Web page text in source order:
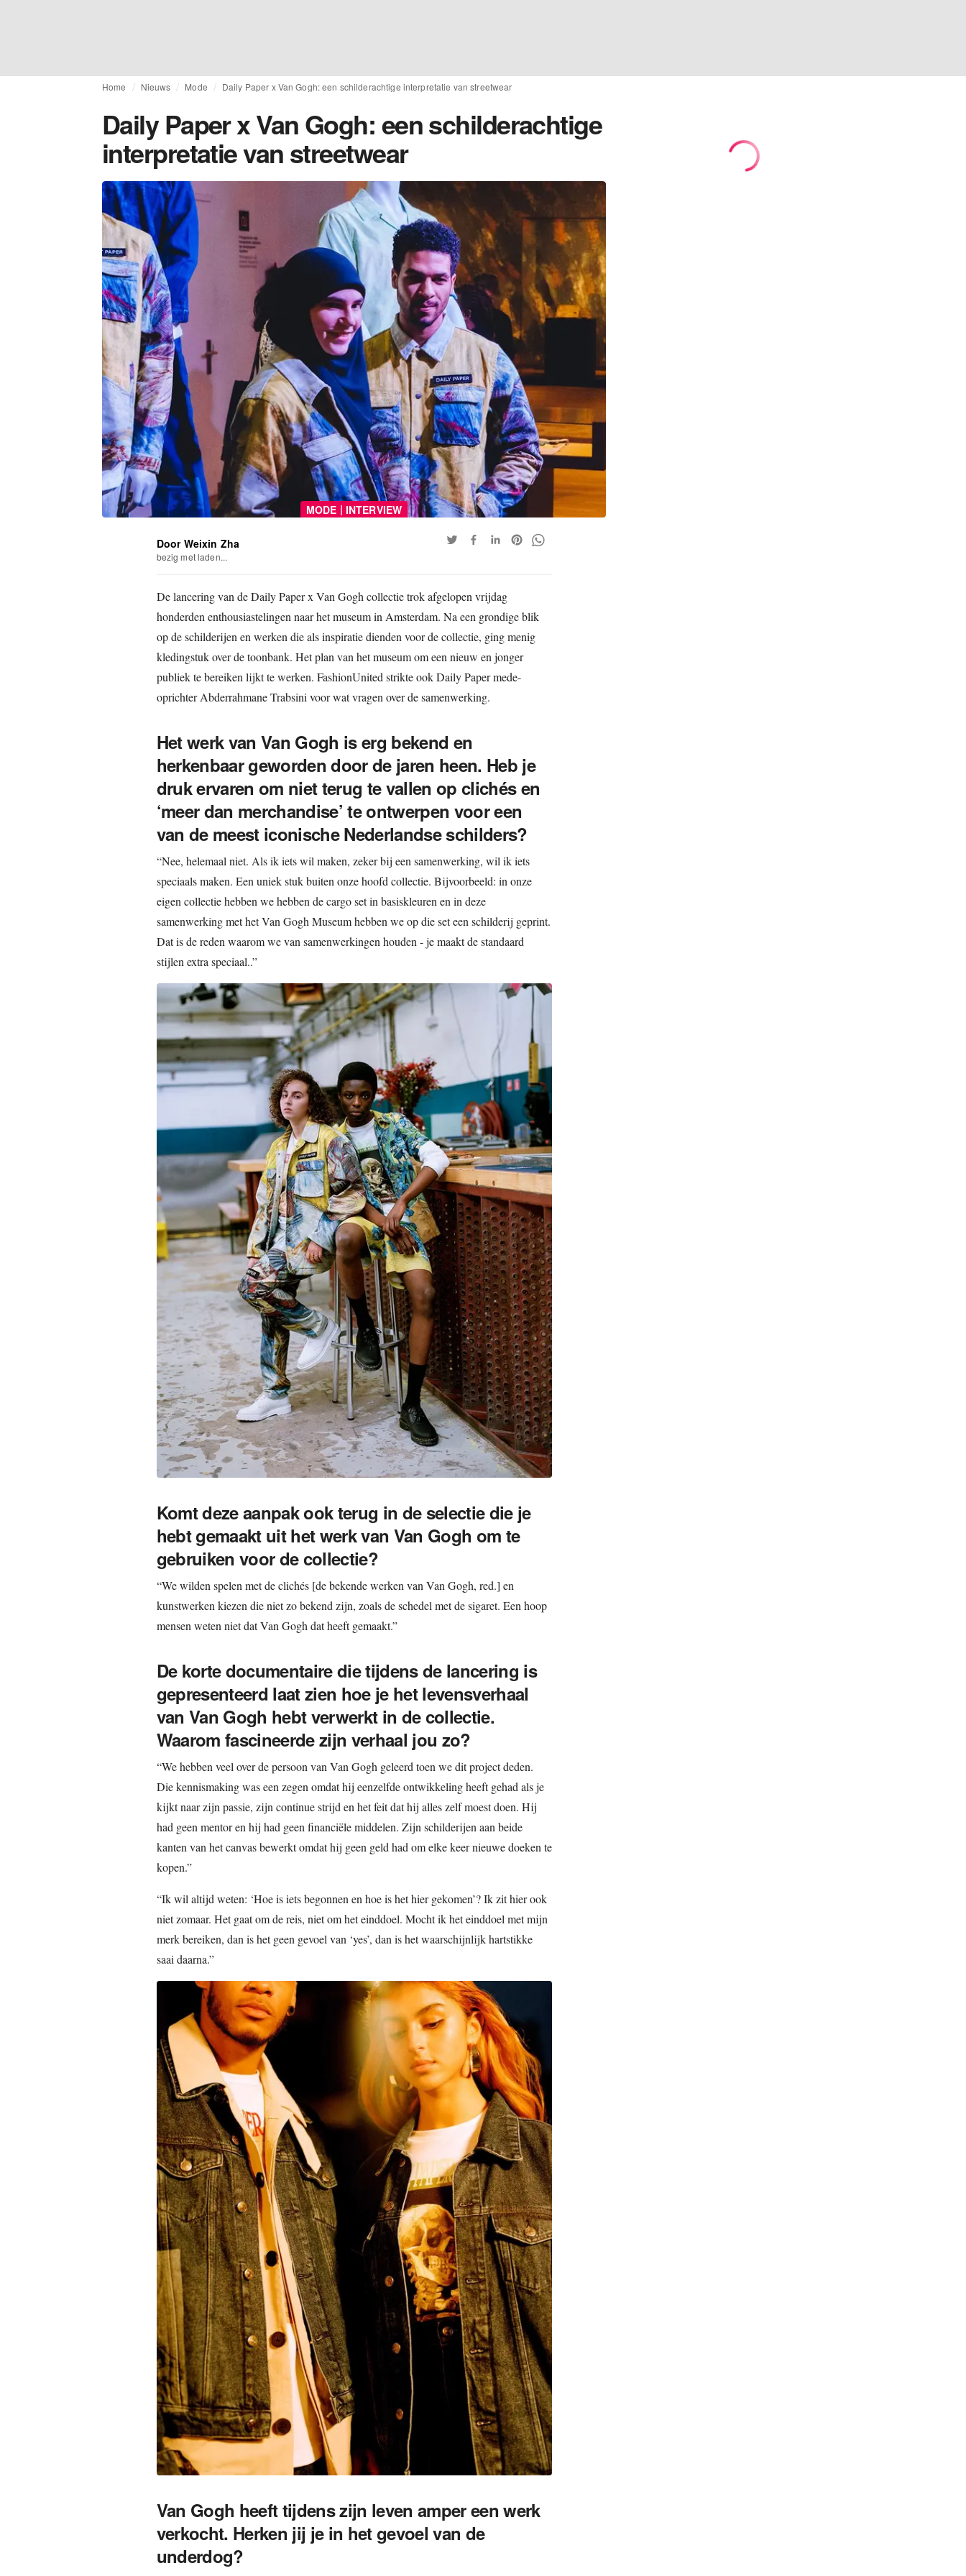
Home Nieuws Mode Daily Paper x Van Gogh: een schilderachtige interpretatie van streetwear
Daily Paper x Van Gogh: een schilderachtige
interpretatie van streetwear
MODE | INTERVIEW
Door Weixin Zha
bezig met laden...
De lancering van de Daily Paper x Van Gogh collectie trok afgelopen vrijdag
honderden enthousiastelingen naar het museum in Amsterdam. Na een grondige blik
op de schilderijen en werken die als inspiratie dienden voor de collectie, ging menig
kledingstuk over de toonbank. Het plan van het museum om een nieuw en jonger
publiek te bereiken lijkt te werken. FashionUnited strikte ook Daily Paper mede-
oprichter Abderrahmane Trabsini voor wat vragen over de samenwerking.
Het werk van Van Gogh is erg bekend en
herkenbaar geworden door de jaren heen. Heb je
druk ervaren om niet terug te vallen op clichés en
‘meer dan merchandise’ te ontwerpen voor een
van de meest iconische Nederlandse schilders?
“Nee, helemaal niet. Als ik iets wil maken, zeker bij een samenwerking, wil ik iets
speciaals maken. Een uniek stuk buiten onze hoofd collectie. Bijvoorbeeld: in onze
eigen collectie hebben we hebben de cargo set in basiskleuren en in deze
samenwerking met het Van Gogh Museum hebben we op die set een schilderij geprint.
Dat is de reden waarom we van samenwerkingen houden - je maakt de standaard
stijlen extra speciaal..”
Komt deze aanpak ook terug in de selectie die je
hebt gemaakt uit het werk van Van Gogh om te
gebruiken voor de collectie?
“We wilden spelen met de clichés [de bekende werken van Van Gogh, red.] en
kunstwerken kiezen die niet zo bekend zijn, zoals de schedel met de sigaret. Een hoop
mensen weten niet dat Van Gogh dat heeft gemaakt.”
De korte documentaire die tijdens de lancering is
gepresenteerd laat zien hoe je het levensverhaal
van Van Gogh hebt verwerkt in de collectie.
Waarom fascineerde zijn verhaal jou zo?
“We hebben veel over de persoon van Van Gogh geleerd toen we dit project deden.
Die kennismaking was een zegen omdat hij eenzelfde ontwikkeling heeft gehad als je
kijkt naar zijn passie, zijn continue strijd en het feit dat hij alles zelf moest doen. Hij
had geen mentor en hij had geen financiële middelen. Zijn schilderijen aan beide
kanten van het canvas bewerkt omdat hij geen geld had om elke keer nieuwe doeken te
kopen.”
“Ik wil altijd weten: ‘Hoe is iets begonnen en hoe is het hier gekomen’? Ik zit hier ook
niet zomaar. Het gaat om de reis, niet om het einddoel. Mocht ik het einddoel met mijn
merk bereiken, dan is het geen gevoel van ‘yes’, dan is het waarschijnlijk hartstikke
saai daarna.”
Van Gogh heeft tijdens zijn leven amper een werk
verkocht. Herken jij je in het gevoel van de
underdog?